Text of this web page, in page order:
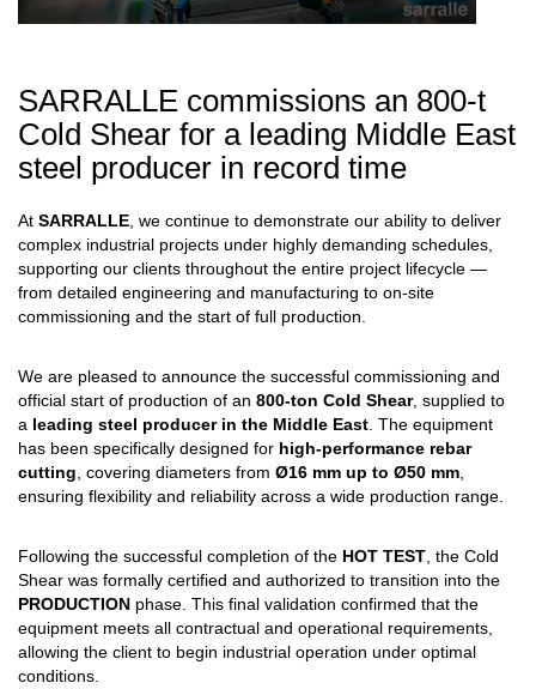
SARRALLE commissions an 800-t
Cold Shear for a leading Middle East
steel producer in record time
At SARRALLE , we continue to demonstrate our ability to deliver
complex industrial projects under highly demanding schedules,
supporting our clients throughout the entire project lifecycle —
from detailed engineering and manufacturing to on-site
commissioning and the start of full production.
We are pleased to announce the successful commissioning and
official start of production of an 800-ton Cold Shear, supplied to
a leading steel producer in the Middle East . The equipment
has been specifically designed for high-performance rebar
cutting , covering diameters from Ø16 mm up to Ø50 mm
ensuring flexibility and reliability across a wide production range.
Following the successful completion of the HOT TEST , the Cold
Shear was formally certified and authorized to transition into the
PRODUCTION phase. This final validation confirmed that the
equipment meets all contractual and operational requirements,
allowing the client to begin industrial operation under optimal
conditions.